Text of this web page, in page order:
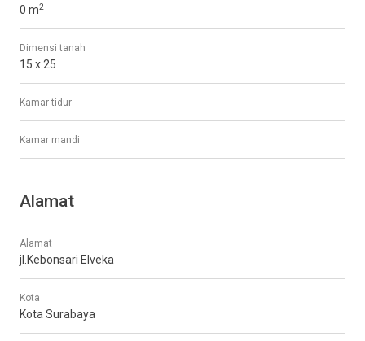
0 m2
Dimensi tanah
15 x 25
Kamar tidur
Kamar mandi
Alamat
Alamat
jl.Kebonsari Elveka
Kota
Kota Surabaya